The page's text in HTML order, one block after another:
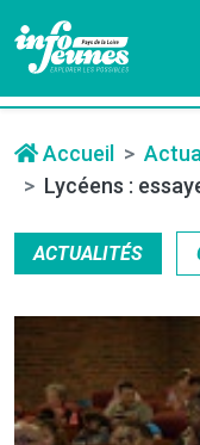
Accueil
Lycéens :
ACTUALITÉS